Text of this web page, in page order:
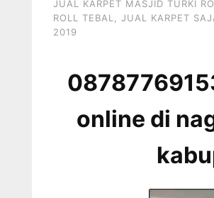
JUAL KARPET MASJID TURKI
ROLL TEBAL
JUAL KARPET
2019
online di